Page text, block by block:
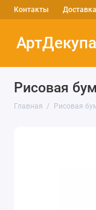
Контакты Доставка
Рисовая
Главная Рисовая